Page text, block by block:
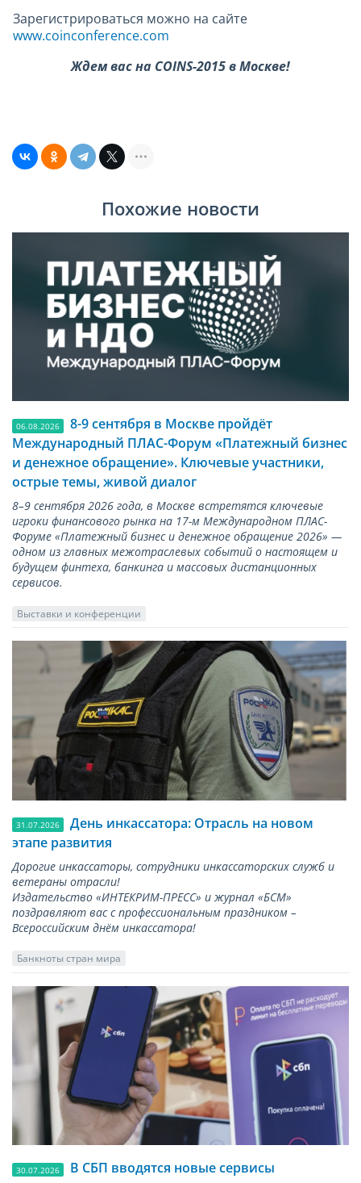
Зарегистрироваться можно на сайте
www.coinconference.com
Ждем вас на COINS-2015 в Москве!
Похожие новости
06.08.2026
8-9 сентября в Москве пройдёт
Международный ПЛАС-Форум «Платежный бизнес
и денежное обращение». Ключевые участники,
острые темы, живой диалог
8–9 сентября 2026 года, в Москве встретятся ключевые
игроки финансового рынка на 17-м Международном ПЛАС-
Форуме «Платежный бизнес и денежное обращение 2026» —
одном из главных межотраслевых событий о настоящем и
будущем финтеха, банкинга и массовых дистанционных
сервисов.
Выставки и конференции
31.07.2026
День инкассатора: Отрасль на новом
этапе развития
Дорогие инкассаторы, сотрудники инкассаторских служб и
ветераны отрасли!
Издательство «ИНТЕКРИМ-ПРЕСС» и журнал «БСМ»
поздравляют вас с профессиональным праздником –
Всероссийским днём инкассатора!
Банкноты стран мира
30.07.2026 В СБП вводятся новые сервисы